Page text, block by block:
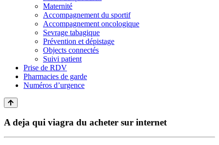
Maternité
Accompagnement du sportif
Accompagnement oncologique
Sevrage tabagique
Prévention et dépistage
Objects connectés
Suivi patient
Prise de RDV
Pharmacies de garde
Numéros d’urgence
A deja qui viagra du acheter sur internet